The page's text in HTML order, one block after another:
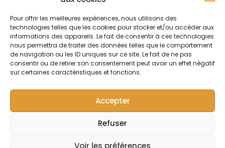
Pour offrir les meilleures expériences, nous utilisons des
technologies telles que les cookies pour stocker et/ou accéder aux
informations des appareils. Le fait de consentir à ces technologies
nous permettra de traiter des données telles que le comportement
de navigation ou les ID uniques sur ce site. Le fait de ne pas
consentir ou de retirer son consentement peut avoir un effet négatif
sur certaines caractéristiques et fonctions.
Accepter
Refuser
Voir les préférences
avec pâle d’agitation
Passeur homogénéisateur
automatique Teledyne
CETAC OIL-7400 pour
échantillons types huiles,
solvants, liquides de
refroidissement – plusieurs
grandes capacités de 6
portoirs pour échantillons
types huiles, liquides de
refroidissement, solvants
organiques, lubrifiants, … –
Plusieurs configurations
possibles – Garantie 2 ans.